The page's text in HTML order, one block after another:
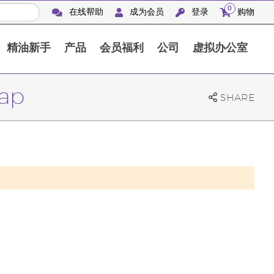
在线帮助 成为会员 登录 0 购物
精油新手 产品 会员福利 公司 虚拟办公室
SHARE